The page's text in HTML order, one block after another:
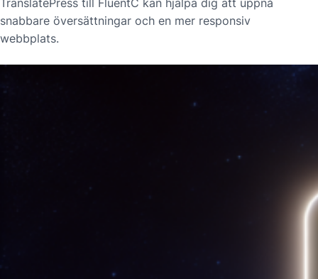
TranslatePress till FluentC kan hjälpa dig att uppnå
snabbare översättningar och en mer responsiv
webbplats.